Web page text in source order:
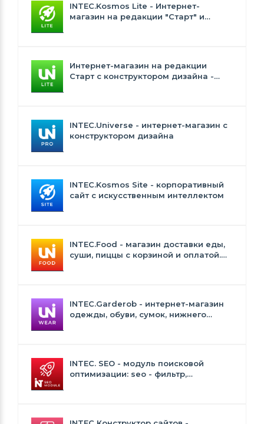
INTEC.Kosmos Lite - Интернет-
магазин на редакции "Старт" и
Интернет-магазин на редакции
Старт с конструктором дизайна -
INTEC.Universe - интернет-магазин с
конструктором дизайна
INTEC.Kosmos Site - корпоративный
сайт с искусственным интеллектом
INTEC.Food - магазин доставки еды,
суши, пиццы с корзиной и оплатой.
INTEC.Garderob - интернет-магазин
одежды, обуви, сумок, нижнего
INTEC. SEO - модуль поисковой
оптимизации: seo - фильтр,